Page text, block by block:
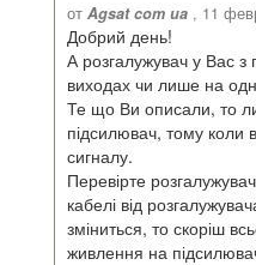
от Agsat com ua , 11
Добрий день!
А розгалужувач у Вас
виходах чи лише на
Те що Ви описали, то
підсилювач, тому коли
сигналу.
Перевірте
кабелі від
зміниться, то скоріш
живлення на